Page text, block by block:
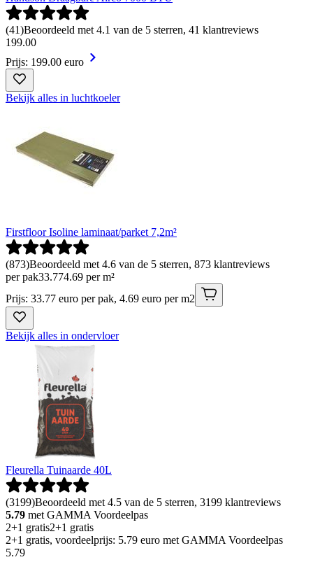
(41)Beoordeeld met 4.1 van de 5 sterren, 41 klantreviews
199.00
Prijs: 199.00 euro
Bekijk alles in luchtkoeler
Firstfloor Isoline laminaat/parket 7,2m²
(873)Beoordeeld met 4.6 van de 5 sterren, 873 klantreviews
per pak33.774.69 per m²
Prijs: 33.77 euro per pak, 4.69 euro per m2
Bekijk alles in ondervloer
Fleurella Tuinaarde 40L
(3199)Beoordeeld met 4.5 van de 5 sterren, 3199 klantreviews
5.79 met GAMMA Voordeelpas
2+1 gratis2+1 gratis
2+1 gratis, voordeelprijs: 5.79 euro met GAMMA Voordeelpas
5.79